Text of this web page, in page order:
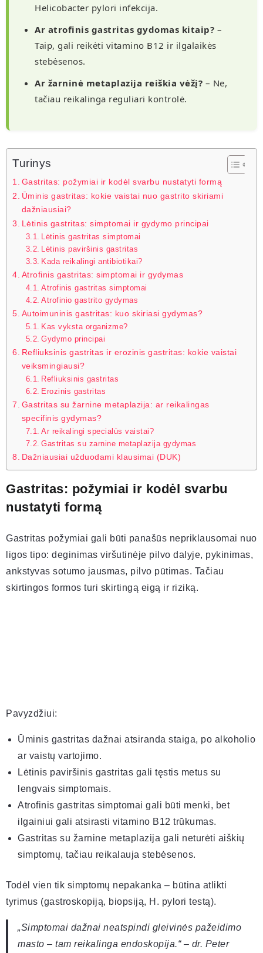
Helicobacter pylori infekcija.
Ar atrofinis gastritas gydomas kitaip? –
Taip, gali reikėti vitamino B12 ir ilgalaikės
stebėsenos.
Ar žarninė metaplazija reiškia vėžį? – Ne,
tačiau reikalinga reguliari kontrolė.
Turinys
Gastritas: požymiai ir kodėl svarbu nustatyti formą
Ūminis gastritas: kokie vaistai nuo gastrito skiriami
dažniausiai?
Lėtinis gastritas: simptomai ir gydymo principai
Lėtinis gastritas simptomai
Lėtinis paviršinis gastritas
Kada reikalingi antibiotikai?
Atrofinis gastritas: simptomai ir gydymas
Atrofinis gastritas simptomai
Atrofinio gastrito gydymas
Autoimuninis gastritas: kuo skiriasi gydymas?
Kas vyksta organizme?
Gydymo principai
Refliuksinis gastritas ir erozinis gastritas: kokie vaistai
veiksmingiausi?
Refliuksinis gastritas
Erozinis gastritas
Gastritas su žarnine metaplazija: ar reikalingas
specifinis gydymas?
Ar reikalingi specialūs vaistai?
Gastritas su zarnine metaplazija gydymas
Dažniausiai užduodami klausimai (DUK)
Gastritas: požymiai ir kodėl svarbu
nustatyti formą
Gastritas požymiai gali būti panašūs nepriklausomai nuo
ligos tipo: deginimas viršutinėje pilvo dalyje, pykinimas,
ankstyvas sotumo jausmas, pilvo pūtimas. Tačiau
skirtingos formos turi skirtingą eigą ir riziką.
Pavyzdžiui:
Ūminis gastritas dažnai atsiranda staiga, po alkoholio
ar vaistų vartojimo.
Lėtinis paviršinis gastritas gali tęstis metus su
lengvais simptomais.
Atrofinis gastritas simptomai gali būti menki, bet
ilgainiui gali atsirasti vitamino B12 trūkumas.
Gastritas su žarnine metaplazija gali neturėti aiškių
simptomų, tačiau reikalauja stebėsenos.
Todėl vien tik simptomų nepakanka – būtina atlikti
tyrimus (gastroskopiją, biopsiją, H. pylori testą).
„Simptomai dažnai neatspindi gleivinės pažeidimo
masto – tam reikalinga endoskopija.“ – dr. Peter